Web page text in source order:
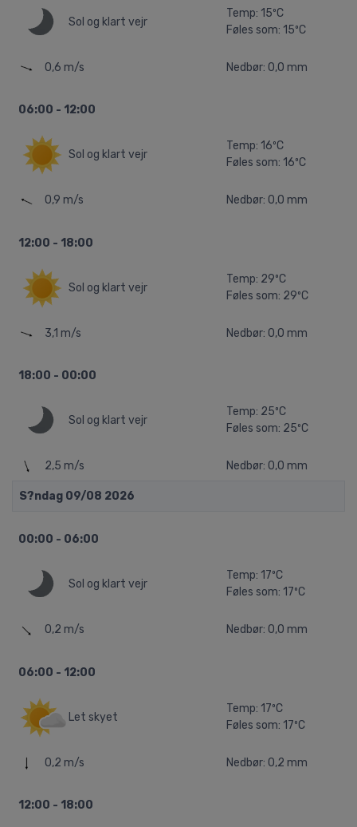
Sol og klart vejr
Temp: 15ºC
Føles som: 15ºC
0,6 m/s Nedbør: 0,0 mm
06:00 - 12:00
Sol og klart vejr
Temp: 16ºC
Føles som: 16ºC
0,9 m/s Nedbør: 0,0 mm
12:00 - 18:00
Sol og klart vejr
Temp: 29ºC
Føles som: 29ºC
3,1 m/s Nedbør: 0,0 mm
18:00 - 00:00
Sol og klart vejr
Temp: 25ºC
Føles som: 25ºC
2,5 m/s Nedbør: 0,0 mm
S?ndag 09/08 2026
00:00 - 06:00
Sol og klart vejr
Temp: 17ºC
Føles som: 17ºC
0,2 m/s Nedbør: 0,0 mm
06:00 - 12:00
Let skyet
Temp: 17ºC
Føles som: 17ºC
0,2 m/s Nedbør: 0,2 mm
12:00 - 18:00